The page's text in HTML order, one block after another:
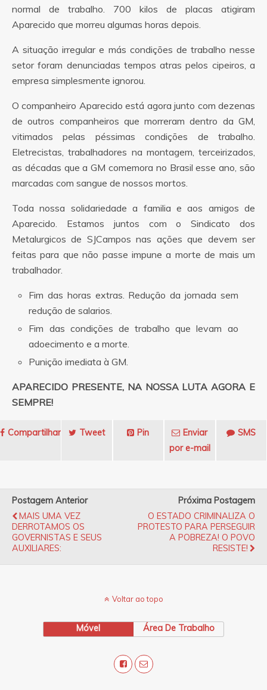
normal de trabalho. 700 kilos de placas atigiram
Aparecido que morreu algumas horas depois.
A situação irregular e más condições de trabalho nesse
setor foram denunciadas tempos atras pelos cipeiros, a
empresa simplesmente ignorou.
O companheiro Aparecido está agora junto com dezenas
de outros companheiros que morreram dentro da GM,
vitimados pelas péssimas condições de trabalho.
Eletrecistas, trabalhadores na montagem, terceirizados,
as décadas que a GM comemora no Brasil esse ano, são
marcadas com sangue de nossos mortos.
Toda nossa solidariedade a familia e aos amigos de
Aparecido. Estamos juntos com o Sindicato dos
Metalurgicos de SJCampos nas ações que devem ser
feitas para que não passe impune a morte de mais um
trabalhador.
Fim das horas extras. Redução da jornada sem
redução de salarios.
Fim das condições de trabalho que levam ao
adoecimento e a morte.
Punição imediata à GM.
APARECIDO PRESENTE, NA NOSSA LUTA AGORA E
SEMPRE!
Compartilhar Tweet Pin
Enviar
por e-mail
SMS
Postagem Anterior
MAIS UMA VEZ
DERROTAMOS OS
GOVERNISTAS E SEUS
AUXILIARES:
Próxima Postagem
O ESTADO CRIMINALIZA O
PROTESTO PARA PERSEGUIR
A POBREZA! O POVO
RESISTE!
Voltar ao topo
Móvel Área De Trabalho